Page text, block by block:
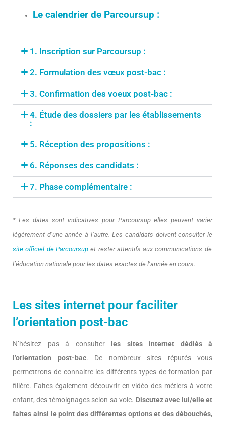
Le calendrier de Parcoursup :
1. Inscription sur Parcoursup :
2. Formulation des vœux post-bac :
3. Confirmation des voeux post-bac :
4. Étude des dossiers par les établissements
:
5. Réception des propositions :
6. Réponses des candidats :
7. Phase complémentaire :
* Les dates sont indicatives pour Parcoursup elles peuvent varier
légèrement d’une année à l’autre. Les candidats doivent consulter le
site officiel de Parcoursupet rester attentifs aux communications de
l’éducation nationale pour les dates exactes de l’année en cours.
Les sites internet pour faciliter
l’orientation post-bac
N’hésitez pas à consulter
les sites internet dédiés à
l’orientation post-bac. De nombreux sites réputés vous
permettrons de connaitre les différents types de formation par
filière. Faites également découvrir en vidéo des métiers à votre
enfant, des témoignages selon sa voie. Discutez avec lui/elle et
faites ainsi le point des différentes options et des débouchés,